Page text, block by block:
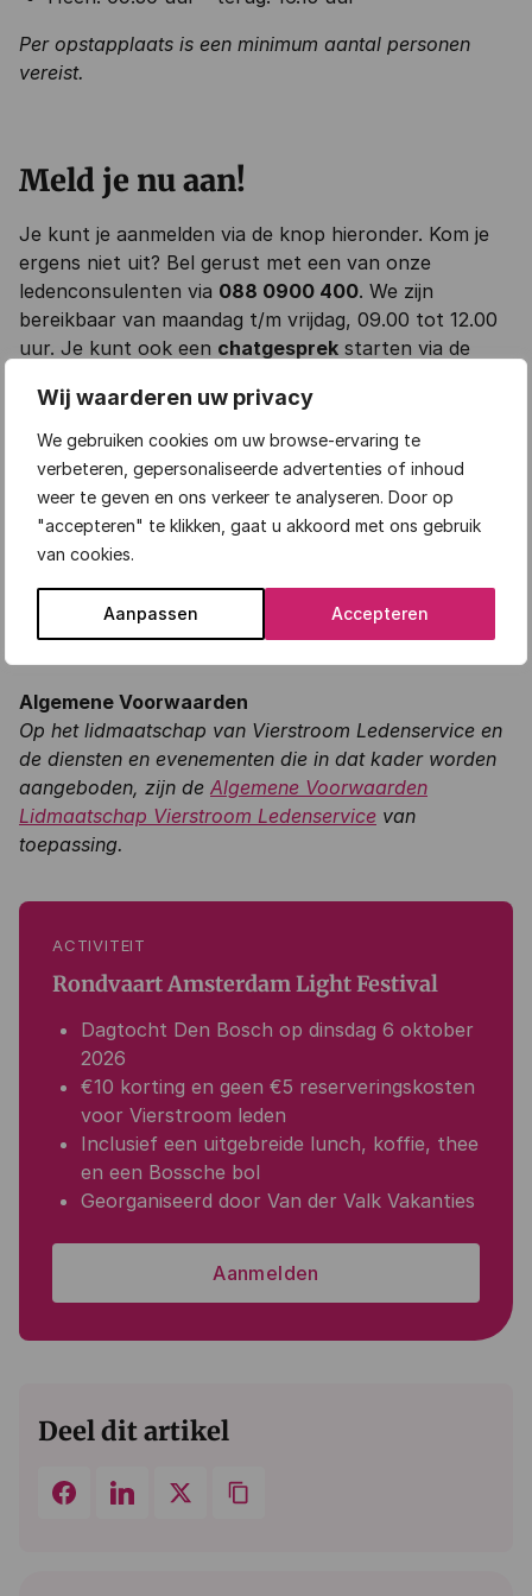
Wij waarderen uw privacy
We gebruiken cookies om uw browse-ervaring te
verbeteren, gepersonaliseerde advertenties of inhoud
weer te geven en ons verkeer te analyseren. Door op
"accepteren" te klikken, gaat u akkoord met ons gebruik
van cookies.
Aanpassen Accepteren
Per opstapplaats is een minimum aantal personen
vereist.
Meld je nu aan!
Je kunt je aanmelden via de knop hieronder. Kom je
ergens niet uit? Bel gerust met een van onze
ledenconsulenten via 088 0900 400. We zijn
bereikbaar van maandag t/m vrijdag, 09.00 tot 12.00
uur. Je kunt ook een chatgesprek starten via de
video’s. Deze kunnen worden gebruikt voor
marketing- en communicatiedoeleinden. Heb je hier
bezwaar tegen? Geef dit dan op de dag van het
evenement aan bij een van onze medewerkers.
Meld je nu aan voor de dagtocht
Algemene Voorwaarden
Op het lidmaatschap van Vierstroom Ledenservice en
de diensten en evenementen die in dat kader worden
aangeboden, zijn de Algemene Voorwaarden
Lidmaatschap Vierstroom Ledenservice van
toepassing.
ACTIVITEIT
Rondvaart Amsterdam Light Festival
Dagtocht Den Bosch op dinsdag 6 oktober
2026
€10 korting en geen €5 reserveringskosten
voor Vierstroom leden
Inclusief een uitgebreide lunch, koffie, thee
en een Bossche bol
Georganiseerd door Van der Valk Vakanties
Aanmelden
Deel dit artikel